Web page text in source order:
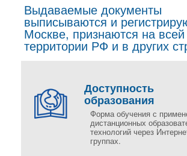
Выдаваемые документы
выписываются и
Москве, признаются на всей
территории РФ и в других
Доступность
образования
Форма обучения с
дистанционных
технологий через
группах.